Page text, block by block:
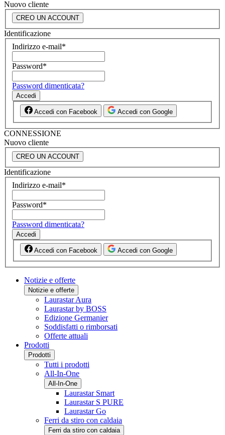
Nuovo cliente
CREO UN ACCOUNT
Identificazione
Indirizzo e-mail*
Password*
Password dimenticata?
Accedi
Accedi con Facebook Accedi con Google
CONNESSIONE
Nuovo cliente
CREO UN ACCOUNT
Identificazione
Indirizzo e-mail*
Password*
Password dimenticata?
Accedi
Accedi con Facebook Accedi con Google
Notizie e offerte
Notizie e offerte
Laurastar Aura
Laurastar by BOSS
Edizione Germanier
Soddisfatti o rimborsati
Offerte attuali
Prodotti
Prodotti
Tutti i prodotti
All-In-One
All-In-One
Laurastar Smart
Laurastar S PURE
Laurastar Go
Ferri da stiro con caldaia
Ferri da stiro con caldaia